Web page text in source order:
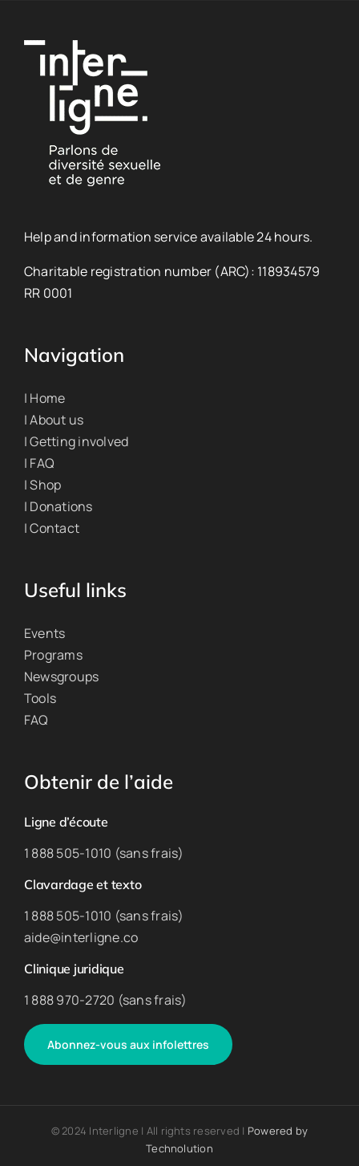
Help and information service available 24 hours.
Charitable registration number (ARC): 118934579
RR 0001
Navigation
| Home
| About us
| Getting involved
| FAQ
| Shop
| Donations
| Contact
Useful links
Events
Programs
Newsgroups
Tools
FAQ
Obtenir de l’aide
Ligne d’écoute
1 888 505-1010 (sans frais)
Clavardage et texto
1 888 505-1010 (sans frais)
aide@interligne.co
Clinique juridique
1 888 970-2720 (sans frais)
Abonnez-vous aux infolettres
© 2024 Interligne | All rights reserved | Powered by
Technolution